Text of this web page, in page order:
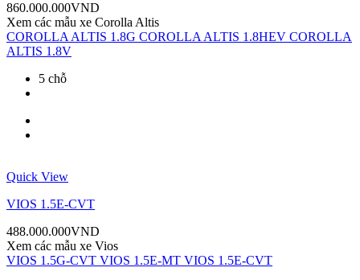
860.000.000VND
Xem các mẫu xe Corolla Altis
COROLLA ALTIS 1.8G COROLLA ALTIS 1.8HEV COROLLA
ALTIS 1.8V
5 chỗ
Quick View
VIOS 1.5E-CVT
488.000.000VND
Xem các mẫu xe Vios
VIOS 1.5G-CVT VIOS 1.5E-MT VIOS 1.5E-CVT